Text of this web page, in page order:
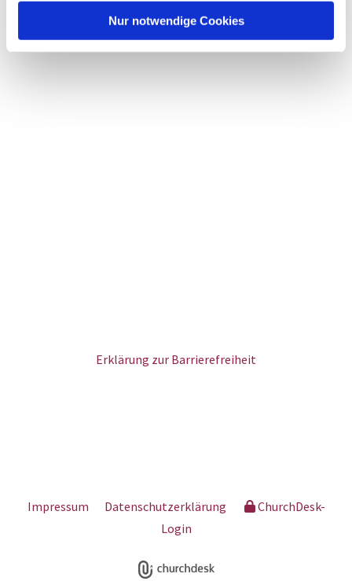
Nur notwendige Cookies
Erklärung zur Barrierefreiheit
Impressum Datenschutzerklärung
ChurchDesk-
Login